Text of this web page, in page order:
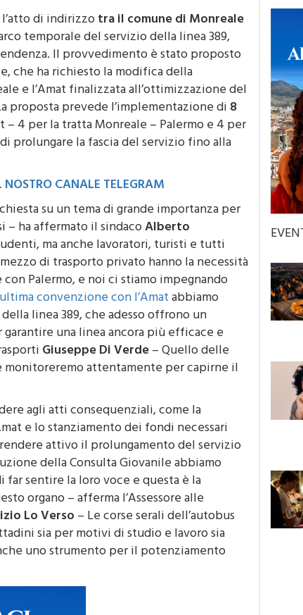
di indirizzotra il comune di Monreale
temporale del servizio della linea 389,
Il provvedimento è stato proposto
che ha richiesto la modifica della
e l’Amat finalizzata all’ottimizzazione del
proposta prevede l’implementazione di8
– 4 per la tratta Monreale – Palermo e 4 per
prolungare la fascia del servizio fino alla
CANALE TELEGRAM
su un tema di grande importanza per
– ha affermato il sindacoAlberto
ma anche lavoratori, turisti e tutti
di trasporto privato hanno la necessità
Palermo, e noi ci stiamo impegnando
convenzione con l’Amatabbiamo
linea 389, che adesso offrono un
una linea ancora più efficace e
Giuseppe Di Verde– Quello delle
monitoreremo attentamente per capirne il
agli atti consequenziali, come la
e lo stanziamento dei fondi necessari
attivo il prolungamento del servizio
della Consulta Giovanile abbiamo
sentire la loro voce e questa è la
organo – afferma l’Assessore alle
Lo Verso– Le corse serali dell’autobus
sia per motivi di studio e lavoro sia
uno strumento per il potenziamento